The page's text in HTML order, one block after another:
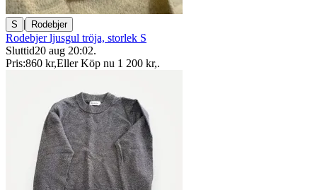
S | Rodebjer
Rodebjer ljusgul tröja, storlek S
Sluttid20 aug 20:02.
Pris:860 kr,Eller Köp nu 1 200 kr,.